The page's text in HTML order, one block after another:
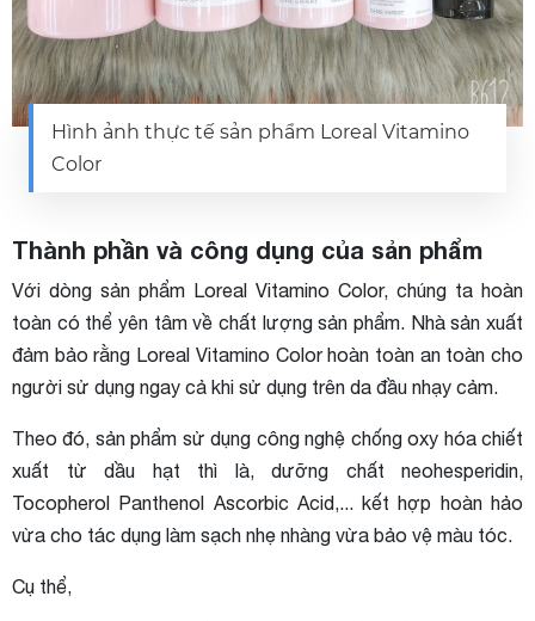
Hình ảnh thực tế sản phẩm Loreal Vitamino
Color
Thành phần và công dụng của sản phẩm
Với dòng sản phẩm Loreal Vitamino Color, chúng ta hoàn
toàn có thể yên tâm về chất lượng sản phẩm. Nhà sản xuất
đảm bảo rằng Loreal Vitamino Color hoàn toàn an toàn cho
người sử dụng ngay cả khi sử dụng trên da đầu nhạy cảm.
Theo đó, sản phẩm sử dụng công nghệ chống oxy hóa chiết
xuất từ ​​dầu hạt thì là, dưỡng chất neohesperidin,
Tocopherol Panthenol Ascorbic Acid,... kết hợp hoàn hảo
vừa cho tác dụng làm sạch nhẹ nhàng vừa bảo vệ màu tóc.
Cụ thể,